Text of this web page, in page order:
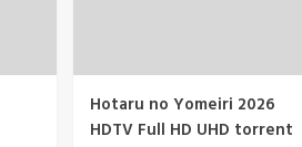
Hotaru no Yomeiri 2026
HDTV Full HD UHD torrent